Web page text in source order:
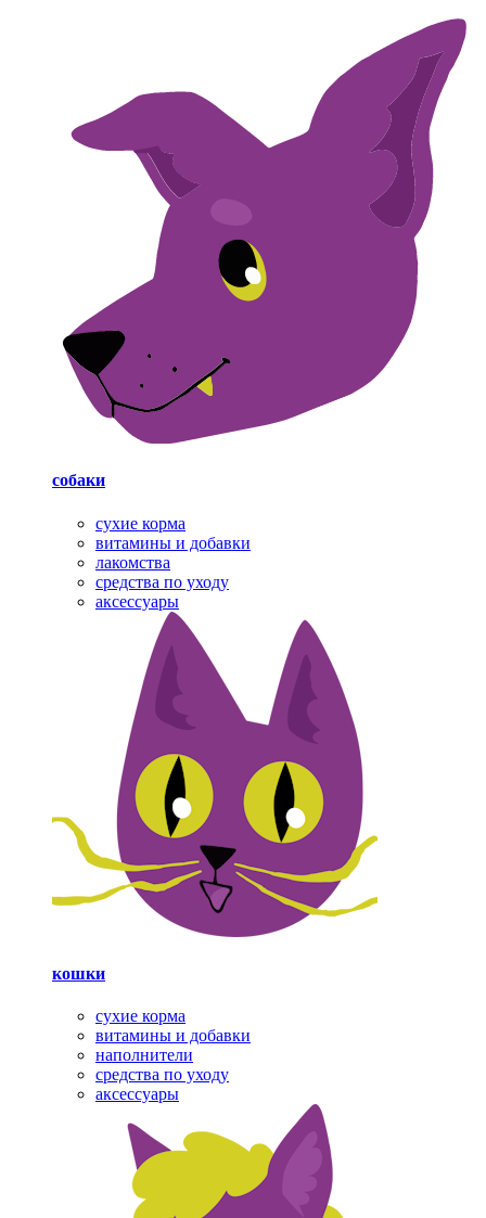
собаки
cухие корма
витамины и добавки
лакомства
средства по уходу
аксессуары
кошки
сухие корма
витамины и добавки
наполнители
средства по уходу
аксессуары